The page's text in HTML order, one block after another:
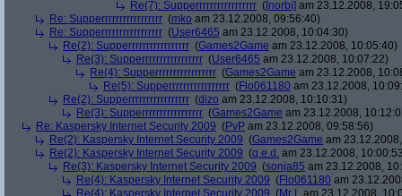
Re(7): Supperrrrrrrrrrrrrrrrr ([norbi] am 23.12.2008,
Re: Supperrrrrrrrrrrrrrrrr (mko am 23.12.2008, 09:56:40)
Re: Supperrrrrrrrrrrrrrrrr (User6465 am 23.12.2008, 10:04:30)
Re(2): Supperrrrrrrrrrrrrrrrr (Games2Game am 23.12.2008, 10:05:40)
Re(3): Supperrrrrrrrrrrrrrrrr (User6465 am 23.12.2008, 10:07:22)
Re(4): Supperrrrrrrrrrrrrrrrr (Games2Game am 23.12.2008,
Re(5): Supperrrrrrrrrrrrrrrrr (Flo061180 am 23.12.2008,
Re(2): Supperrrrrrrrrrrrrrrrr (dizo am 23.12.2008, 10:10:31)
Re(3): Supperrrrrrrrrrrrrrrrr (Games2Game am 23.12.2008,
Re: Kaspersky Internet Security 2009 (PvP am 23.12.2008, 09:58:56)
Re(2): Kaspersky Internet Security 2009 (Games2Game am
Re(2): Kaspersky Internet Security 2009 (q.e.d. am 23.12.2008,
Re(3): Kaspersky Internet Security 2009 (sonja85 am 23.12.2008,
Re(4): Kaspersky Internet Security 2009 (Flo061180 am
Re(4): Kaspersky Internet Security 2009 (Mr L am 23.12.2008,